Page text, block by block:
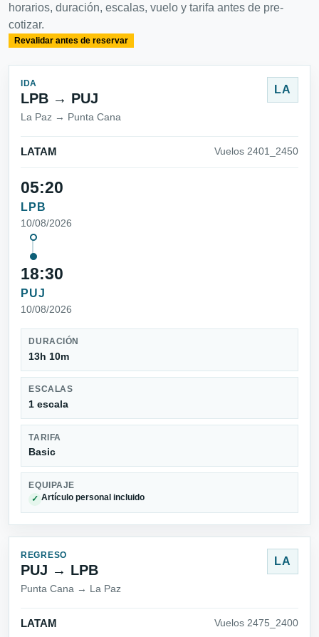
horarios, duración, escalas, vuelo y tarifa antes de pre-
cotizar.
Revalidar antes de reservar
IDA
LPB → PUJ
La Paz → Punta Cana
LA
LATAM Vuelos 2401_2450
05:20
LPB
10/08/2026
18:30
PUJ
10/08/2026
DURACIÓN
13h 10m
ESCALAS
1 escala
TARIFA
Basic
EQUIPAJE
✓ Artículo personal incluido
REGRESO
PUJ → LPB
Punta Cana → La Paz
LA
LATAM Vuelos 2475_2400